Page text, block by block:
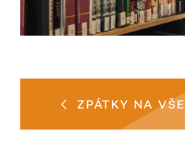
ZPÁTKY NA VŠE